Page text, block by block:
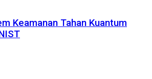
Keamanan Tahan Kuantum